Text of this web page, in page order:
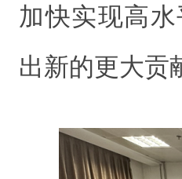
加快实现高
出新的更大贡